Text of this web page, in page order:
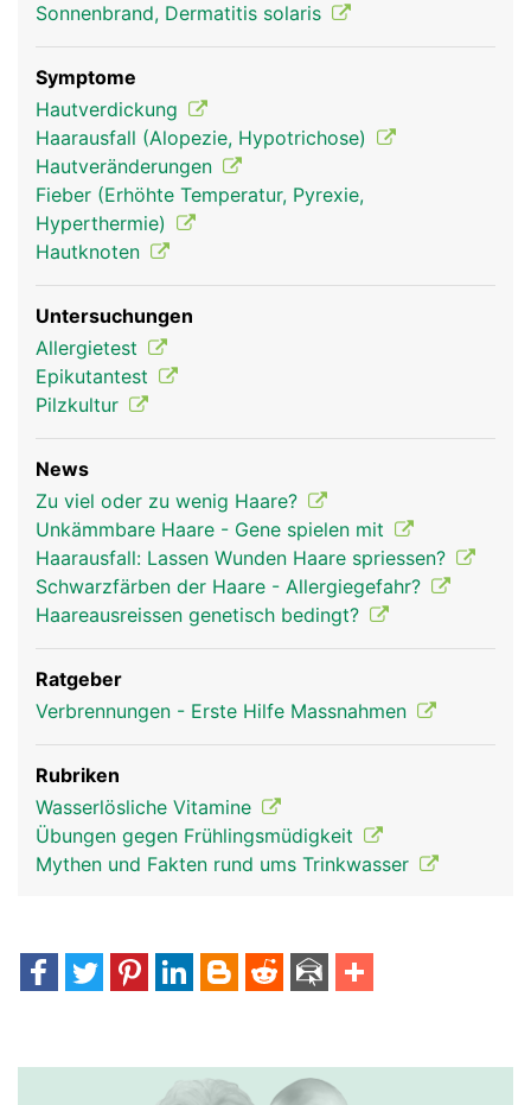
Sonnenbrand, Dermatitis solaris
Symptome
Hautverdickung
Haarausfall (Alopezie, Hypotrichose)
Hautveränderungen
Fieber (Erhöhte Temperatur, Pyrexie,
Hyperthermie)
Hautknoten
Untersuchungen
Allergietest
Epikutantest
Pilzkultur
News
Zu viel oder zu wenig Haare?
Unkämmbare Haare - Gene spielen mit
Haarausfall: Lassen Wunden Haare spriessen?
Schwarzfärben der Haare - Allergiegefahr?
Haareausreissen genetisch bedingt?
Ratgeber
Verbrennungen - Erste Hilfe Massnahmen
Rubriken
Wasserlösliche Vitamine
Übungen gegen Frühlingsmüdigkeit
Mythen und Fakten rund ums Trinkwasser